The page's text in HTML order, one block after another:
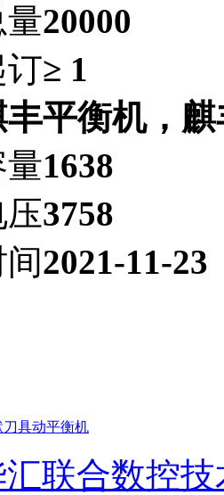
20000
≥ 1
丰平衡机，
1638
3758
2021-11-23
具动平衡机
联合数控